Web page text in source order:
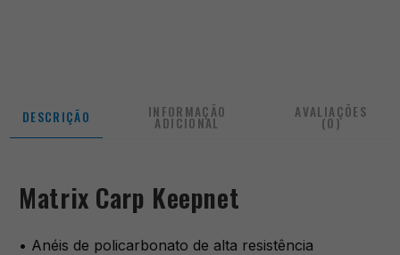
DESCRIÇÃO INFORMAÇÃO
ADICIONAL
AVALIAÇÕES
(0)
Matrix Carp Keepnet
• Anéis de policarbonato de alta resistência